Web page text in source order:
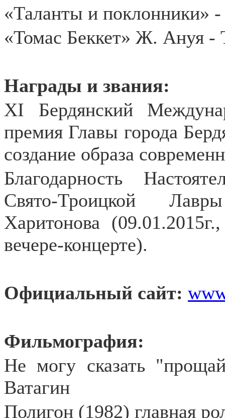
«Таланты и поклонники»
«Томас Беккет» Ж. Ануя -
Награды и звания:
XI Бердянский
премия Главы города
создание образа
Благодарность
Свято-Троицкой
Харитонова
вечере-концерте).
Официальный сайт:
Фильмография:
Не могу сказать
Ватагин
Полигон (1982) главная